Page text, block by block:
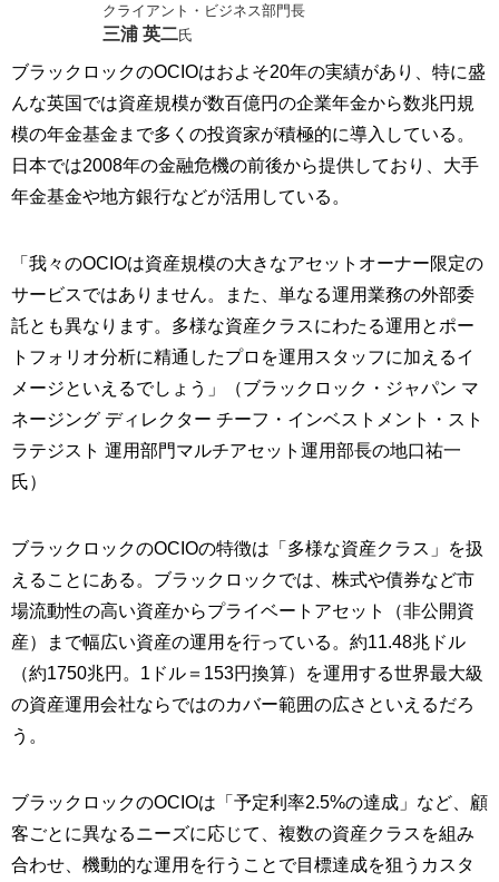
クライアント・ビジネス部門長
三浦 英二氏
ブラックロックのOCIOはおよそ20年の実績があり、特に盛
んな英国では資産規模が数百億円の企業年金から数兆円規
模の年金基金まで多くの投資家が積極的に導入している。
日本では2008年の金融危機の前後から提供しており、大手
年金基金や地方銀行などが活用している。
「我々のOCIOは資産規模の大きなアセットオーナー限定の
サービスではありません。また、単なる運用業務の外部委
託とも異なります。多様な資産クラスにわたる運用とポー
トフォリオ分析に精通したプロを運用スタッフに加えるイ
メージといえるでしょう」（ブラックロック・ジャパン マ
ネージング ディレクター チーフ・インベストメント・スト
ラテジスト 運用部門マルチアセット運用部長の地口祐一
氏）
ブラックロックのOCIOの特徴は「多様な資産クラス」を扱
えることにある。ブラックロックでは、株式や債券など市
場流動性の高い資産からプライベートアセット（非公開資
産）まで幅広い資産の運用を行っている。約11.48兆ドル
（約1750兆円。1ドル＝153円換算）を運用する世界最大級
の資産運用会社ならではのカバー範囲の広さといえるだろ
う。
ブラックロックのOCIOは「予定利率2.5%の達成」など、顧
客ごとに異なるニーズに応じて、複数の資産クラスを組み
合わせ、機動的な運用を行うことで目標達成を狙うカスタ